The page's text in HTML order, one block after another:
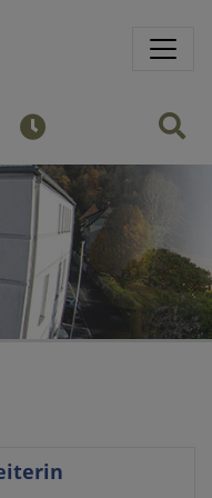
Öffnungszeiten